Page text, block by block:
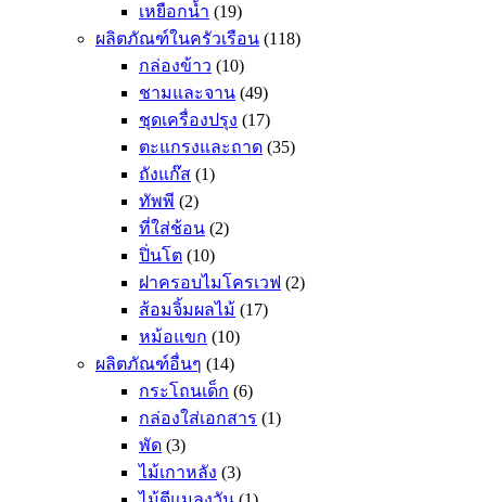
เหยือกน้ำ (19)
ผลิตภัณฑ์ในครัวเรือน (118)
กล่องข้าว (10)
ชามและจาน (49)
ชุดเครื่องปรุง (17)
ตะแกรงและถาด (35)
ถังแก๊ส (1)
ทัพพี (2)
ที่ใส่ช้อน (2)
ปิ่นโต (10)
ฝาครอบไมโครเวฟ (2)
ส้อมจิ้มผลไม้ (17)
หม้อแขก (10)
ผลิตภัณฑ์อื่นๆ (14)
กระโถนเด็ก (6)
กล่องใส่เอกสาร (1)
พัด (3)
ไม้เกาหลัง (3)